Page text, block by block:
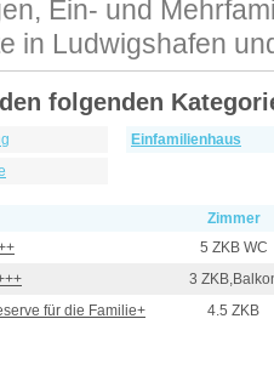
Ein- und
in Ludwigshafen
folgenden
Einfamilienhaus
Zimmer
5 ZKB WC
3
für die Familie+ 4.5 ZKB